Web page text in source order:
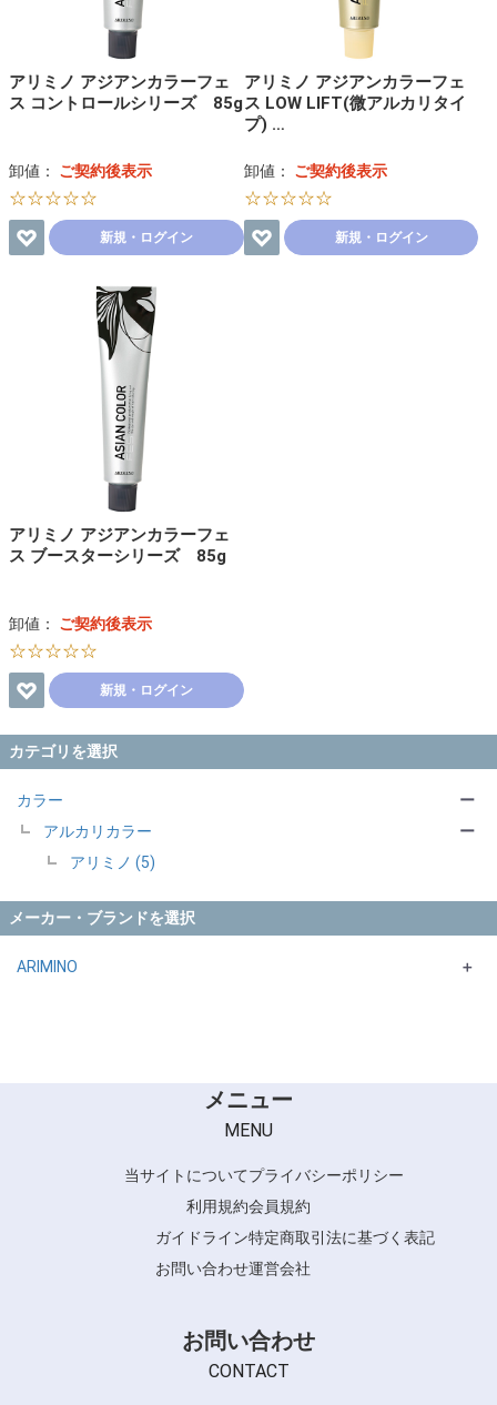
カテゴリを選択
カラー
アルカリカラー
アリミノ (5)
ー
ー
メーカー・ブランドを選択
ARIMINO
＋
アリミノ アジアンカラーフェ
ス コントロールシリーズ 85g
卸値： ご契約後表示
☆☆☆☆☆
新規・ログイン
アリミノ アジアンカラーフェ
ス LOW LIFT(微アルカリタイ
プ) …
卸値： ご契約後表示
☆☆☆☆☆
新規・ログイン
アリミノ アジアンカラーフェ
ス ブースターシリーズ 85g
卸値： ご契約後表示
☆☆☆☆☆
新規・ログイン
メニュー
MENU
当サイトについてプライバシーポリシー
利用規約会員規約
ガイドライン特定商取引法に基づく表記
お問い合わせ運営会社
お問い合わせ
CONTACT